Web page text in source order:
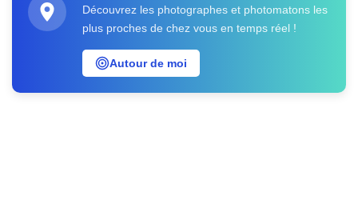
Découvrez les photographes et photomatons les
plus proches de chez vous en temps réel !
Autour de moi